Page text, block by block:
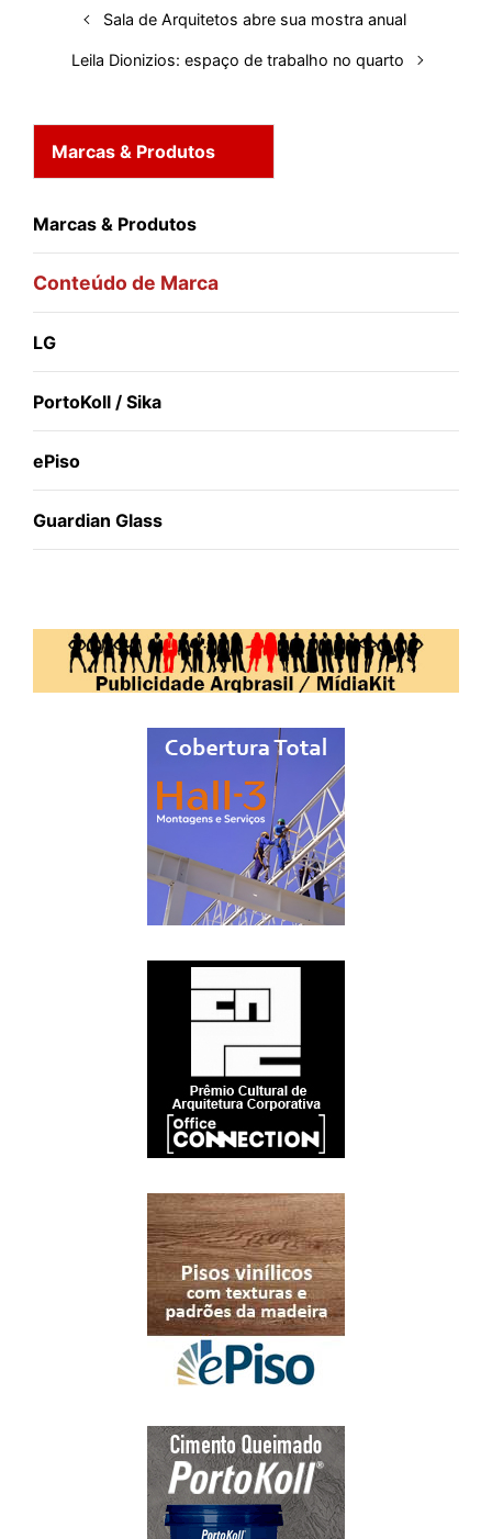
Sala de Arquitetos abre sua mostra anual
Leila Dionizios: espaço de trabalho no quarto
Marcas & Produtos
Marcas & Produtos
Conteúdo de Marca
LG
PortoKoll / Sika
ePiso
Guardian Glass